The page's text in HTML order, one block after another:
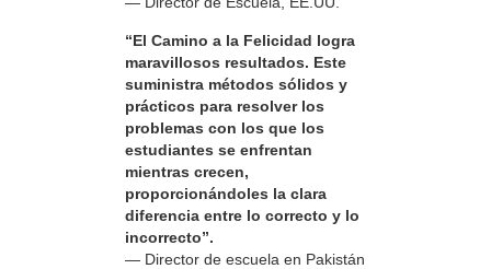
“El Camino a la Felicidad logra
maravillosos resultados. Este
suministra métodos sólidos y
prácticos para resolver los
problemas con los que los
estudiantes se enfrentan
mientras crecen,
proporcionándoles la clara
diferencia entre lo correcto y lo
incorrecto”.
— Director de escuela en Pakistán